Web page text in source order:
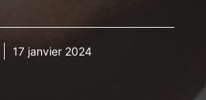
17 janvier 2024